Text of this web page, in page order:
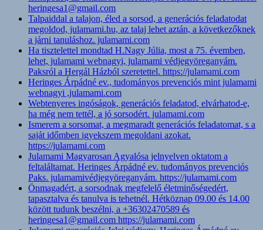
heringesa1@gmail.com
Talpaiddal a talajon, éled a sorsod, a generációs feladatodat
megoldod, julamami.hu, az talaj lehet aztán, a következőknek
a járni tanuláshoz. julamami.com
Ha tisztelettel mondtad H.Nagy Júlia, most a 75. évemben,
lehet, julamami webnagyi, julamami védjegyöreganyám.
Paksról a Hergál Házból szeretettel. https://julamami.com
Heringes Árpádné ev., tudományos prevenciós mint julamami
webnagyi ,julamami.com
Webtenyeres ingóságok, generációs feladatod, elvárhatod-e,
ha még nem tettél, a jó sorsodért. julamami.com
Ismerem a sorsomat, a megmaradt generációs feladatomat, s a
saját időmben igyekszem megoldani azokat.
https://julamami.com
Julamami Magyarosan Agyalósa jelnyelven oktatom a
feltaláltamat. Heringes Árpádné ev. tudományos prevenciós
Paks. julamamivédjegyöreganyám. https://julamami.com
Önmagadért, a sorsodnak megfelelő életminőségedért,
tapasztalva és tanulva is tehetnél. Hétköznap 09.00 és 14.00
között tudunk beszélni, a +36302470589 és
heringesa1@gmail.com https://julamami.com